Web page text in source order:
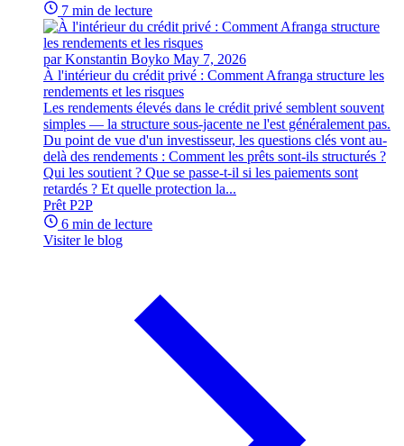
7 min de lecture
par Konstantin Boyko May 7, 2026
À l'intérieur du crédit privé : Comment Afranga structure les
rendements et les risques
Les rendements élevés dans le crédit privé semblent souvent
simples — la structure sous-jacente ne l'est généralement pas.
Du point de vue d'un investisseur, les questions clés vont au-
delà des rendements : Comment les prêts sont-ils structurés ?
Qui les soutient ? Que se passe-t-il si les paiements sont
retardés ? Et quelle protection la...
Prêt P2P
6 min de lecture
Visiter le blog